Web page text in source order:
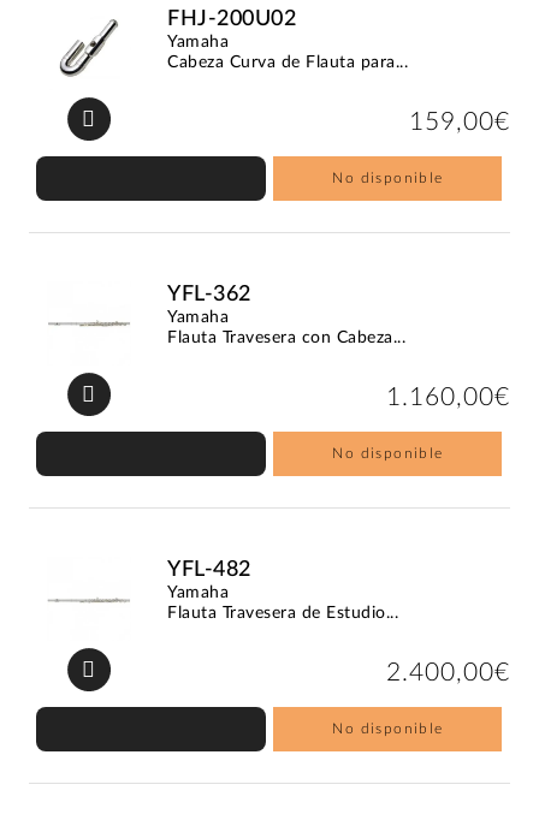
FHJ-200U02
Yamaha
Cabeza Curva de Flauta para...
159,00€
No disponible
YFL-362
Yamaha
Flauta Travesera con Cabeza...
1.160,00€
No disponible
YFL-482
Yamaha
Flauta Travesera de Estudio...
2.400,00€
No disponible